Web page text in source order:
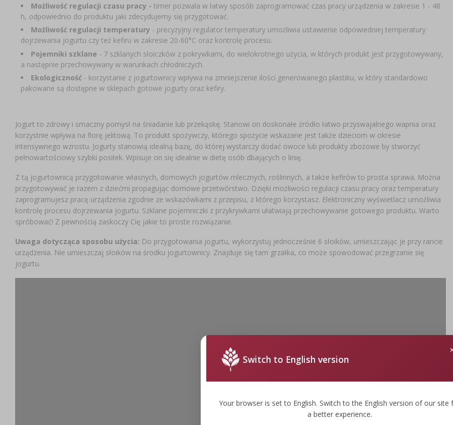
Możliwość regulacji czasu pracy - timer pozwala w łatwy sposób zaprogramować czas pracy urządzenia w zakresie 1 - 48
h, odpowiednio do produktu jaki zdecydujemy się przygotować.
Możliwość regulacji temperatury - precyzyjny regulator temperatury umożliwia ustawienie odpowiedniej temperatury
dojrzewania jogurtu czy też kefiru w zakresie 20-60°C oraz kontrolę procesu.
Pojemniki szklane - 7 szklanych słoiczków z pokrywkami, do wielokrotnego użycia, w których produkt jest przygotowywany,
a następnie przechowywany w warunkach chłodniczych.
Ekologiczność- korzystanie z jogurtownicy wpływa na zmniejszenie ilości generowanego plastiku, w który standardowo
pakowane są dostępne w sklepach gotowe jogurty oraz kefiry.
Jogurt to zdrowy i smaczny pomysł na śniadanie lub przekąskę. Stanowi on doskonałe źródło łatwo przyswajalnego wapnia oraz
korzystnie wpływa na florę jelitową. To produkt spożywczy, którego spożycie wskazane jest także dzieciom w okresie
intensywnego wzrostu. Jogurty stanowią idealną bazę, do której wystarczy dodać owoce lub produkty zbożowe by stworzyć
pełnowartościowy szybki posiłek. Wpisuje on się idealnie w dietę osób dbających o linię.
Z tą jogurtownicą przygotowanie własnych, domowych jogurtów mlecznych, roślinnych, a także kefirów to prosta sprawa. Można
przygotowywać je razem z dziećmi propagując domowe przetwórstwo. Dzięki możliwości regulacji czasu pracy oraz temperatury
zaprogramujesz pracę urządzenia zgodnie ze wskazówkami z przepisu, z którego korzystasz. Elektroniczny wyświetlacz umożliwia
kontrolę procesu dojrzewania jogurtu. Szklane pojemniczki z przykrywkami ułatwiają przechowywanie gotowego produktu. Warto
spróbować! Z pewnością zaskoczy Cię jakie to proste rozwiązanie.
Uwaga dotycząca sposobu użycia: Do przygotowania jogurtu, wykorzystuj jednocześnie 6 słoików, umieszczając je przy rancie
urządzenia. Nie umieszczaj słoików na środku jogurtownicy. Znajduje się tam grzałka, co może spowodować przegrzanie się
jogurtu.
Switch to English version
Your browser is set to English. Switch to the English version of our site
a better experience.